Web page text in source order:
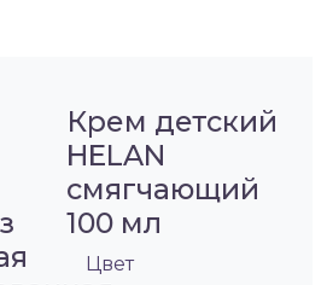
Крем детский
HELAN
смягчающий
100 мл
Цвет